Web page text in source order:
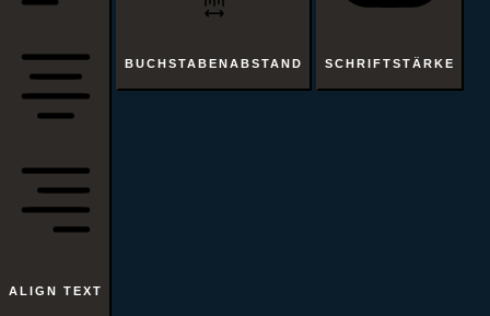
ALIGN TEXT
BUCHSTABENABSTAND SCHRIFTSTÄRKE